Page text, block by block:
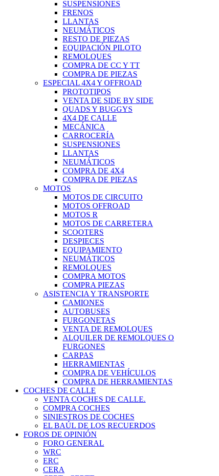
SUSPENSIONES
FRENOS
LLANTAS
NEUMÁTICOS
RESTO DE PIEZAS
EQUIPACIÓN PILOTO
REMOLQUES
COMPRA DE CC Y TT
COMPRA DE PIEZAS
ESPECIAL 4X4 Y OFFROAD
PROTOTIPOS
VENTA DE SIDE BY SIDE
QUADS Y BUGGYS
4X4 DE CALLE
MECÁNICA
CARROCERÍA
SUSPENSIONES
LLANTAS
NEUMÁTICOS
COMPRA DE 4X4
COMPRA DE PIEZAS
MOTOS
MOTOS DE CIRCUITO
MOTOS OFFROAD
MOTOS R
MOTOS DE CARRETERA
SCOOTERS
DESPIECES
EQUIPAMIENTO
NEUMÁTICOS
REMOLQUES
COMPRA MOTOS
COMPRA PIEZAS
ASISTENCIA Y TRANSPORTE
CAMIONES
AUTOBUSES
FURGONETAS
VENTA DE REMOLQUES
ALQUILER DE REMOLQUES O
FURGONES
CARPAS
HERRAMIENTAS
COMPRA DE VEHÍCULOS
COMPRA DE HERRAMIENTAS
COCHES DE CALLE
VENTA COCHES DE CALLE.
COMPRA COCHES
SINIESTROS DE COCHES
EL BAÚL DE LOS RECUERDOS
FOROS DE OPINIÓN
FORO GENERAL
WRC
ERC
CERA